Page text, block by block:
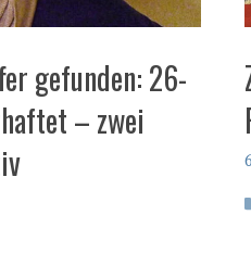
gefunden: 26-
– zwei